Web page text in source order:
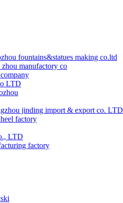
fountains&statues making co.ltd
zhou manufactory co
LTD
jinding import & export co. LTD
factory
LTD
factory